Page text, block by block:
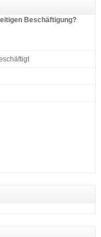
Beschäftigung?